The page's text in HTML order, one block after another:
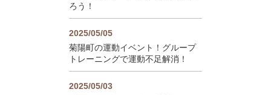
ろう！
2025/05/05
菊陽町の運動イベント！グループ
トレーニングで運動不足解消！
2025/05/03